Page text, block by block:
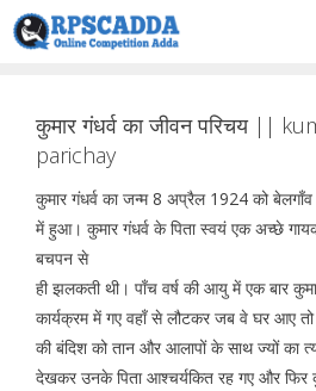
Skip
to
कुमार गंधर्व का जीवन परिचय ||
parichay
कुमार गंधर्व का जन्म 8 अप्रैल 1924 को
में हुआ। कुमार गंधर्व के पिता स्वयं एक अच्छे
बचपन से
ही झलकती थी। पाँच वर्ष की आयु में एक बार
कार्यक्रम में गए वहाँ से लौटकर जब वे घर आए तो
की बंदिश को तान और आलापों के साथ ज्यों का
देखकर उनके पिता आश्चर्यकित रह गए और फिर